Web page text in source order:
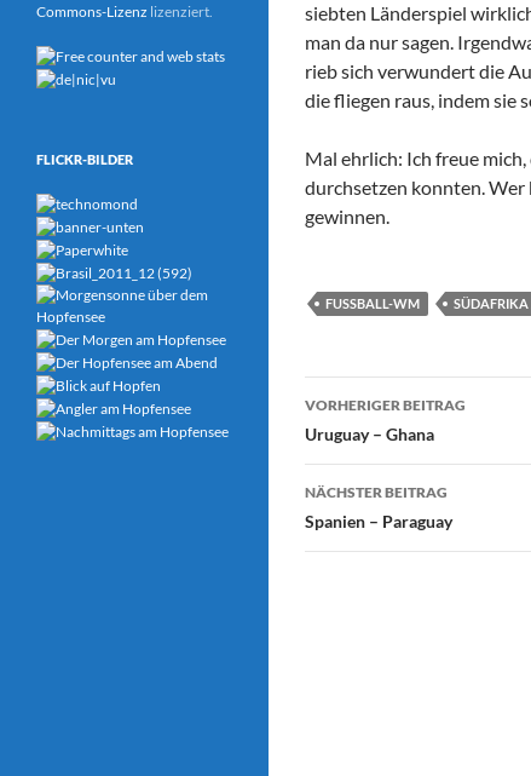
siebten Länderspiel
man da nur sagen.
rieb sich verwundert die
die fliegen raus, indem sie
Mal ehrlich: Ich freue
durchsetzen konnten. Wer
gewinnen.
FUSSBALL-WM SÜDAFRIKA
Beitrags-
Navigation
VORHERIGER BEITRAG
Uruguay – Ghana
NÄCHSTER BEITRAG
Spanien – Paraguay
Commons-Lizenz lizenziert.
FLICKR-BILDER